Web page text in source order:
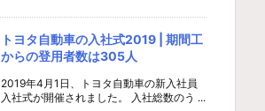
トヨタ自動車の入社式2019 | 期間工
からの登用者数は305人
2019年4月1日、トヨタ自動車の新入社員
入社式が開催されました。 入社総数のう ...